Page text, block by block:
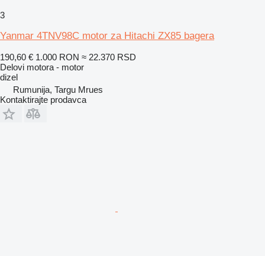
3
Yanmar 4TNV98C motor za Hitachi ZX85 bagera
190,60 € 1.000 RON ≈ 22.370 RSD
Delovi motora - motor
dizel
Rumunija, Targu Mrues
Kontaktirajte prodavca